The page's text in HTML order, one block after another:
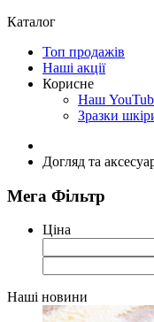
Каталог
Топ продажів
Наші акції
Корисне
Наш
Зразки
Догляд та
Мега Фільтр
Ціна
Наші новини